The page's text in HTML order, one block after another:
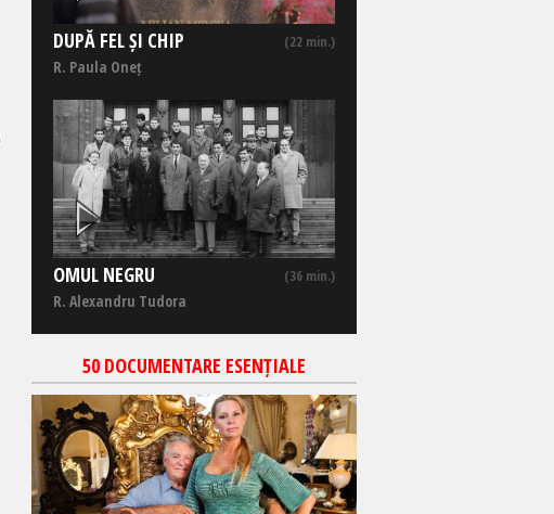
DUPĂ FEL ȘI CHIP (22 min.)
R. Paula Oneț
OMUL NEGRU (36 min.)
R. Alexandru Tudora
50 DOCUMENTARE ESENȚIALE